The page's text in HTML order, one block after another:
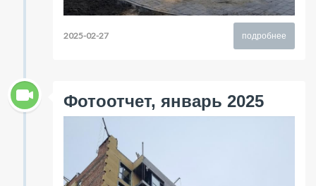
подробнее
2025-02-27
Фотоотчет, январь 2025